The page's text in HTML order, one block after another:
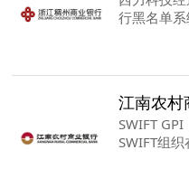
行黑名单
单监测项
SWIFT
SWIFT组